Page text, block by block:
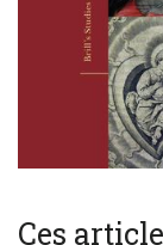
Ces